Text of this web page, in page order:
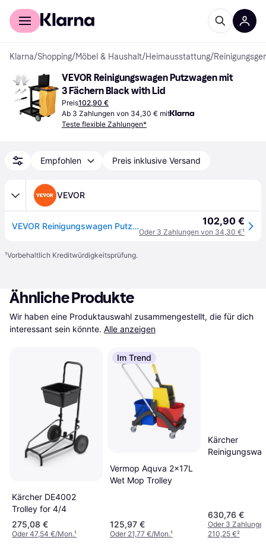
Für Shopper
Klarna/Shopping/Möbel & Haushalt/Heimausstattung/
VEVOR Reinigungswagen Putzwagen mit
3 Fächern Black with Lid
Preis102,90 €
Ab 3 Zahlungen von 34,30 € mit
Teste flexible Zahlungen*
Empfohlen Preis inklusive Versand
VEVOR
VEVOR Reinigungswagen Putzwagen mit 3 Fächern, Hygienewagen Reinigungswagen 90,7 kg Tragfähigkeit, Schwarz PP Wischwagen Systemwagen mit PVC-Müllsack, Geeignet für Büros, Einkaufszentren, Hotels 102,90 €
Oder 3 Zahlungen von 34,30 €¹
¹Vorbehaltlich Kreditwürdigkeitsprüfung.
Ähnliche Produkte
Wir haben eine Produktauswahl zusammengestellt, die für dich
interessant sein könnte. Alle anzeigen
Kärcher DE4002
Trolley for 4/4
275,08 €
Oder 47,54 €/Mon.¹
Im Trend
Vermop Aquva 2x17L
Wet Mop Trolley
125,97 €
Oder 21,77 €/Mon.¹
Kärcher
630,76 €
Oder 3
210,25 €²